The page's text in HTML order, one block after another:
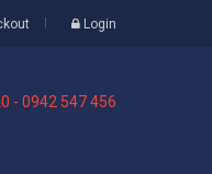
Login
- 0942 547 456